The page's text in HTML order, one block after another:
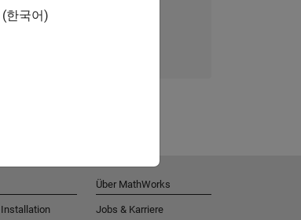
(한국어)
Über MathWorks
Jobs & Karriere